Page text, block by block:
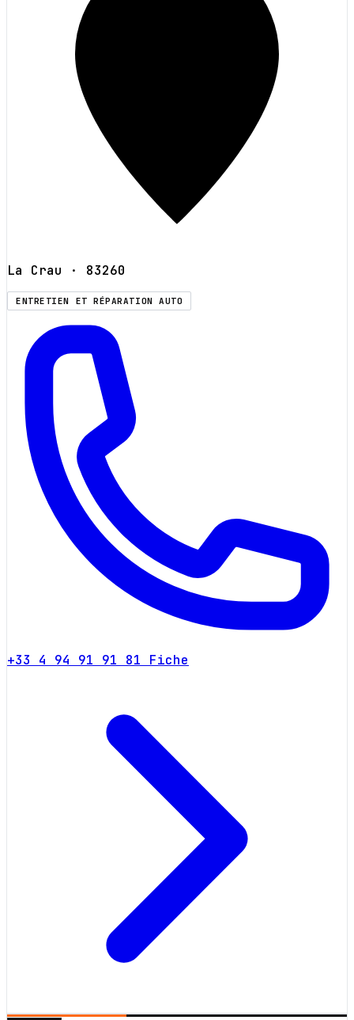
La Crau · 83260
ENTRETIEN ET RÉPARATION AUTO
+33 4 94 91 91 81 Fiche